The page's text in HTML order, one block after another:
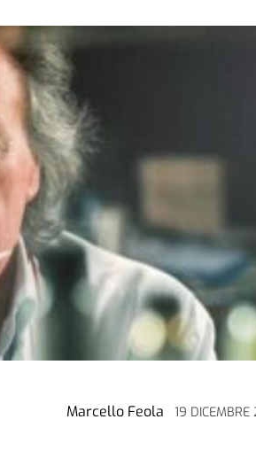
Marcello Feola 19